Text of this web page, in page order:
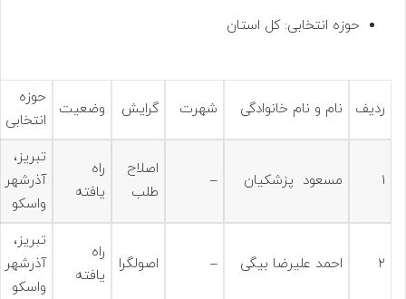
حوزه انتخابی: کل استان
ردیف نام و نام خانوادگی شهرت گرایش وضعیت
حوزه
انتخابی
۱ مسعود پزشکیان –
اصلاح
طلب
راه
یافته
تبريز،
آذرشهر
واسكو
۲ احمد علیرضا بیگی – اصولگرا
راه
یافته
تبريز،
آذرشهر
واسكو